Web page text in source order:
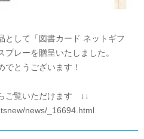
として「図書カード ネットギフ
プレーを贈呈いたしました。
でとうございます！
ご覧いただけます ↓↓
news/_16694.html